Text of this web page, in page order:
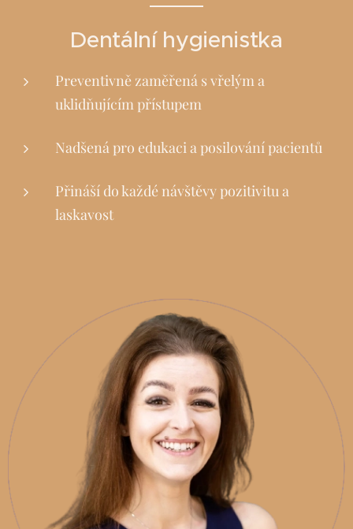
Dentální hygienistka
Preventivně zaměřená s vřelým a
uklidňujícím přístupem
Nadšená pro edukaci a posilování pacientů
Přináší do každé návštěvy pozitivitu a
laskavost